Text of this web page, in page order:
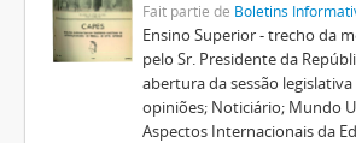
Fait partie de Boletins
Ensino Superior - trecho da
pelo Sr. Presidente da
abertura da sessão
opiniões; Noticiário; Mundo
Aspectos Internacionais da